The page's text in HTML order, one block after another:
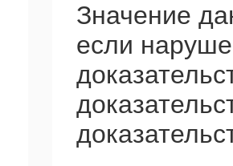
Значение
если